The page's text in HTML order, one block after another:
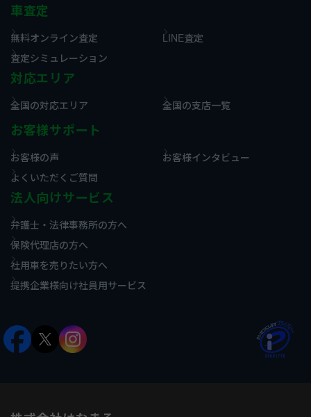
車査定
無料オンライン査定
LINE査定
査定シミュレーション
対応エリア
全国の対応エリア 全国の支店一覧
お客様サポート
お客様の声
お客様インタビュー
よくいただくご質問
法人向けサービス
弁護士・法律事務所の方へ
保険代理店の方へ
社用車を売りたい方へ
提携企業様向け社員用サービス